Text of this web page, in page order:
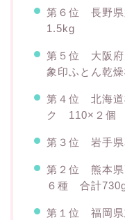
第６位 長野
1.5kg
第５位 大阪府
象印ふとん乾
第４位 北海道
ク 110×２個
第３位 岩手
第２位 熊本県
６種 合計
第１位 福岡